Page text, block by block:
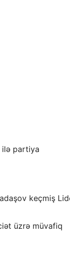
ilə partiya
keçmiş
üzrə müvafiq